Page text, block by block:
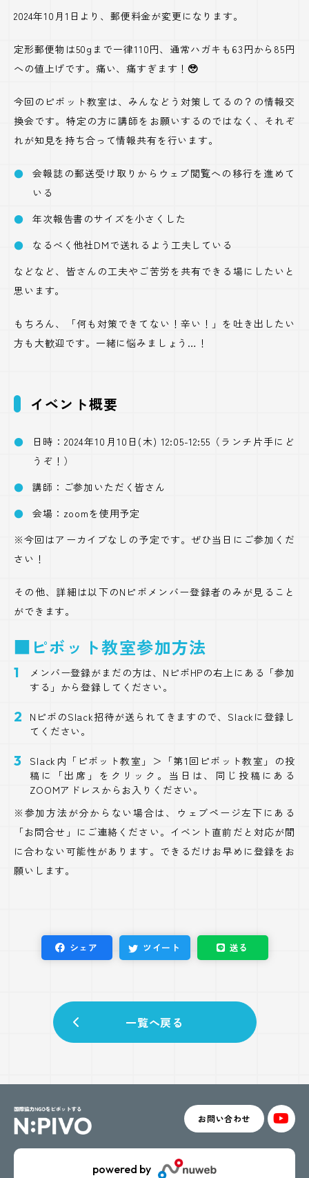
2024年10月1日より、郵便料金が変更になります。
定形郵便物は50gまで一律110円、通常ハガキも63円から85円
への値上げです。痛い、痛すぎます！🥹
今回のピボット教室は、みんなどう対策してるの？の情報交
換会です。特定の方に講師をお願いするのではなく、それぞ
れが知見を持ち合って情報共有を行います。
会報誌の郵送受け取りからウェブ閲覧への移行を進めて
いる
年次報告書のサイズを小さくした
なるべく他社DMで送れるよう工夫している
などなど、皆さんの工夫やご苦労を共有できる場にしたいと
思います。
もちろん、「何も対策できてない！辛い！」を吐き出したい
方も大歓迎です。一緒に悩みましょう…！
イベント概要
日時：2024年10月10日(木) 12:05-12:55（ランチ片手にど
うぞ！）
講師：ご参加いただく皆さん
会場：zoomを使用予定
※今回はアーカイブなしの予定です。ぜひ当日にご参加くだ
さい！
その他、詳細は以下のNピボメンバー登録者のみが見ること
ができます。
■ピボット教室参加方法
メンバー登録がまだの方は、NピボHPの右上にある「参加
する」から登録してください。
NピボのSlack招待が送られてきますので、Slackに登録し
てください。
Slack内「ピボット教室」＞「第1回ピボット教室」の投
稿に「出席」をクリック。当日は、同じ投稿にある
ZOOMアドレスからお入りください。
※参加方法が分からない場合は、ウェブページ左下にある
「お問合せ」にご連絡ください。イベント直前だと対応が間
に合わない可能性があります。できるだけお早めに登録をお
願いします。
シェア ツイート 送る
一覧へ戻る
お問い合わせ
powered by